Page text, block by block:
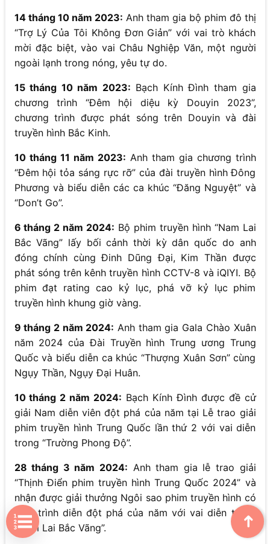
14 tháng 10 năm 2023: Anh tham gia bộ phim đô thị
“Trợ Lý Của Tôi Không Đơn Giản” với vai trò khách
mời đặc biệt, vào vai Châu Nghiệp Văn, một người
ngoài lạnh trong nóng, yêu tự do.
15 tháng 10 năm 2023: Bạch Kính Đình tham gia
chương trình “Đêm hội diệu kỳ Douyin 2023”,
chương trình được phát sóng trên Douyin và đài
truyền hình Bắc Kinh.
10 tháng 11 năm 2023: Anh tham gia chương trình
“Đêm hội tỏa sáng rực rỡ” của đài truyền hình Đông
Phương và biểu diễn các ca khúc “Đăng Nguyệt” và
“Don’t Go”.
6 tháng 2 năm 2024: Bộ phim truyền hình “Nam Lai
Bắc Vãng” lấy bối cảnh thời kỳ dân quốc do anh
đóng chính cùng Đinh Dũng Đại, Kim Thần được
phát sóng trên kênh truyền hình CCTV-8 và iQIYI. Bộ
phim đạt rating cao kỷ lục, phá vỡ kỷ lục phim
truyền hình khung giờ vàng.
9 tháng 2 năm 2024: Anh tham gia Gala Chào Xuân
năm 2024 của Đài Truyền hình Trung ương Trung
Quốc và biểu diễn ca khúc “Thượng Xuân Sơn” cùng
Ngụy Thần, Ngụy Đại Huân.
10 tháng 2 năm 2024: Bạch Kính Đình được đề cử
giải Nam diễn viên đột phá của năm tại Lễ trao giải
phim truyền hình Trung Quốc lần thứ 2 với vai diễn
trong “Trường Phong Độ”.
28 tháng 3 năm 2024: Anh tham gia lễ trao giải
“Thịnh Điển phim truyền hình Trung Quốc 2024” và
nhận được giải thưởng Ngôi sao phim truyền hình có
màn trình diễn đột phá của năm với vai diễn trong
“Nam Lai Bắc Vãng”.
➜